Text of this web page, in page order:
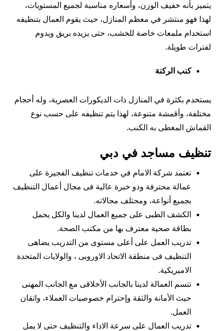
يتميز بأنه خفيف الوزن، وأسعاره مناسبة لجميع المستويات،
لهذا فهو منتشر في معظم المنازل، حيث يقوم العمال بتنظيفه
استخدام ملمعات خاصة للخشب، حتى يزيده بريق ويدوم
لفترات طويلة.
كنب الركنة
يستخدم بكثرة في المنازل ذات الديكورات العصرية، وله أحجام
مختلفة، وأقمشة متنوعة، لهذا يتم تنظيفه على حسب نوع
القماش المغطى به الكنب.
تنظيف مساجد في دبي
تعتمد شركة الامام في خدمات تنظيف الفجيرة على
عمالة محترفة وذو خبرة عالية فى مجال أعمال التنظيف
بجميع أنواعة، ومحتلف مجالاته.
الكشف الطبى على جميع العمال لدينا والكل يحمل
بطاقة صحية معترف بها من مكتب الصحة.
تدريب العمل على أعلى مستوى من التدريب يضاهى
التنظيف فى منطقة الاتحاد الاوروبى ، والولايات المتحدة
الاميريكية.
تتسم العمالة لدينا بالجانب الأخلاقى مع الجانب المهنى
حيث الأمانة والثقة وإحترام خصوصيات العملاء، واتقان
العمل.
تدريب العمال على سرعة الاداء والتنظيف حتى لا يمل